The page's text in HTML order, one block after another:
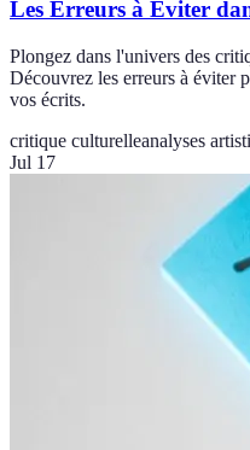
Les Erreurs à Éviter
Plongez dans l'univers des
Découvrez les erreurs à éviter
vos écrits.
critique culturelleanalyses
Jul 17